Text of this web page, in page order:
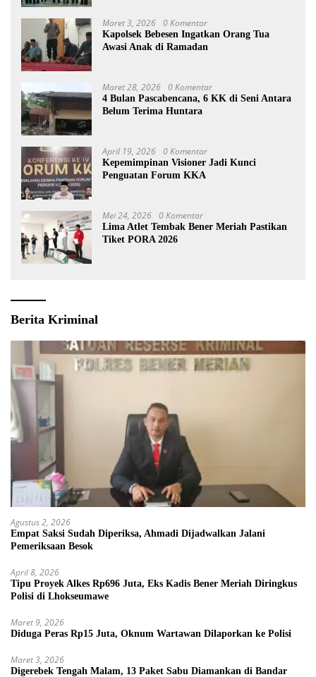
Maret 3, 2026 0 Komentar
Kapolsek Bebesen Ingatkan Orang Tua
Awasi Anak di Ramadan
Maret 28, 2026 0 Komentar
4 Bulan Pascabencana, 6 KK di Seni Antara
Belum Terima Huntara
April 19, 2026 0 Komentar
Kepemimpinan Visioner Jadi Kunci
Penguatan Forum KKA
Mei 24, 2026 0 Komentar
Lima Atlet Tembak Bener Meriah Pastikan
Tiket PORA 2026
Berita Kriminal
Agustus 2, 2026
Empat Saksi Sudah Diperiksa, Ahmadi Dijadwalkan Jalani
Pemeriksaan Besok
April 8, 2026
Tipu Proyek Alkes Rp696 Juta, Eks Kadis Bener Meriah Diringkus
Polisi di Lhokseumawe
Maret 9, 2026
Diduga Peras Rp15 Juta, Oknum Wartawan Dilaporkan ke Polisi
Maret 3, 2026
Digerebek Tengah Malam, 13 Paket Sabu Diamankan di Bandar